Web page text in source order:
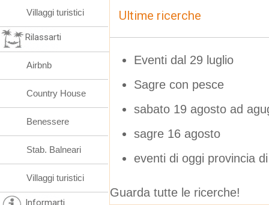
Ultime ricerche
Eventi dal 29 luglio
Sagre con pesce
sabato 19 agosto ad
sagre 16 agosto
eventi di oggi provincia
Guarda tutte le ricerche!
Villaggi turistici
Rilassarti
Airbnb
Country House
Benessere
Stab. Balneari
Villaggi turistici
Informarti